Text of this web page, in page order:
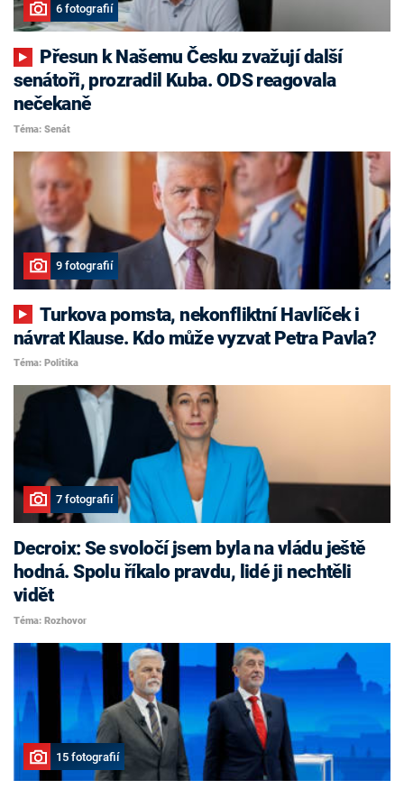
6 fotografií
senátoři, prozradil Kuba. ODS reagovala
nečekaně
Téma: Senát
9 fotografií
Turkova pomsta, nekonfliktní Havlíček i
návrat Klause. Kdo může vyzvat Petra Pavla?
Téma: Politika
7 fotografií
Decroix: Se svoločí jsem byla na vládu ještě
hodná. Spolu říkalo pravdu, lidé ji nechtěli
vidět
Téma: Rozhovor
15 fotografií